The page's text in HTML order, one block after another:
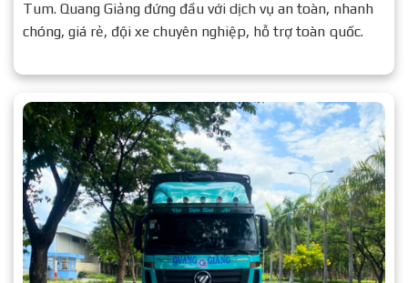
Tum. Quang Giảng đứng đầu với dịch vụ an toàn, nhanh
chóng, giá rẻ, đội xe chuyên nghiệp, hỗ trợ toàn quốc.